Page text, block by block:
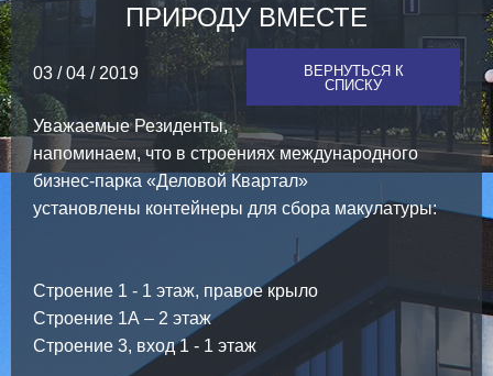
ПРИРОДУ ВМЕСТЕ
03 / 04 / 2019
ВЕРНУТЬСЯ К
СПИСКУ
Уважаемые Резиденты,
напоминаем, что в строениях международного
бизнес-парка «Деловой Квартал»
установлены контейнеры для сбора макулатуры:
Строение 1 - 1 этаж, правое крыло
Строение 1А – 2 этаж
Строение 3, вход 1 - 1 этаж